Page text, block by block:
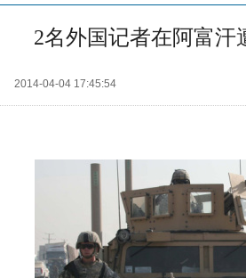
2名外国记者在阿富汗
2014-04-04 17:45:54